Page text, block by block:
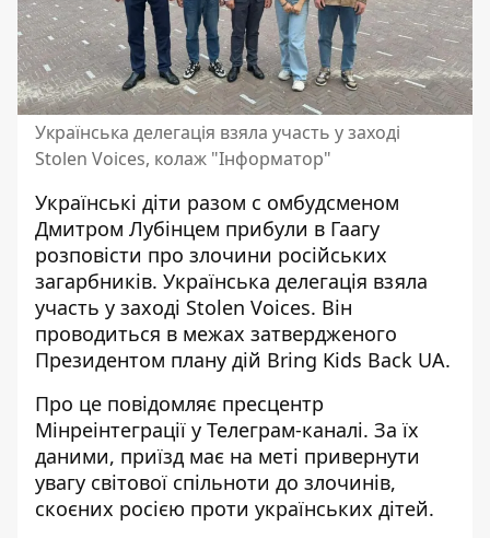
Українська делегація взяла участь у заході
Stolen Voices, колаж "Інформатор"
Українські діти разом с омбудсменом
Дмитром Лубінцем прибули в Гаагу
розповісти про злочини російських
загарбників. Українська делегація взяла
участь у заході Stolen Voices. Він
проводиться в межах затвердженого
Президентом плану дій Bring Kids Back UA.
Про це повідомляє пресцентр
Мінреінтеграції у Телеграм-каналі. За їх
даними, приїзд має на меті привернути
увагу світової спільноти до злочинів,
скоєних росією проти українських дітей.